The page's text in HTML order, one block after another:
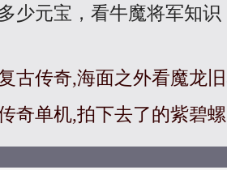
少元宝，看牛魔将军知
古传奇,海面之外看魔龙
奇单机,拍下去了的紫碧